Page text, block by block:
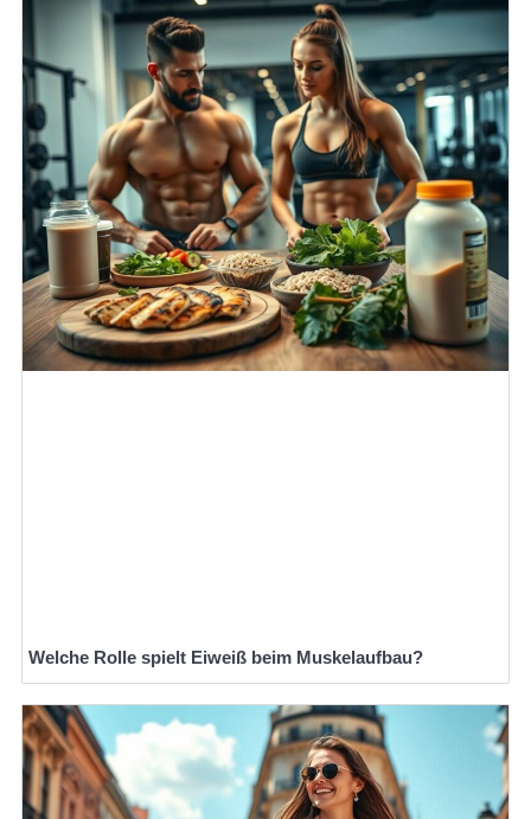
Welche Rolle spielt Eiweiß beim Muskelaufbau?